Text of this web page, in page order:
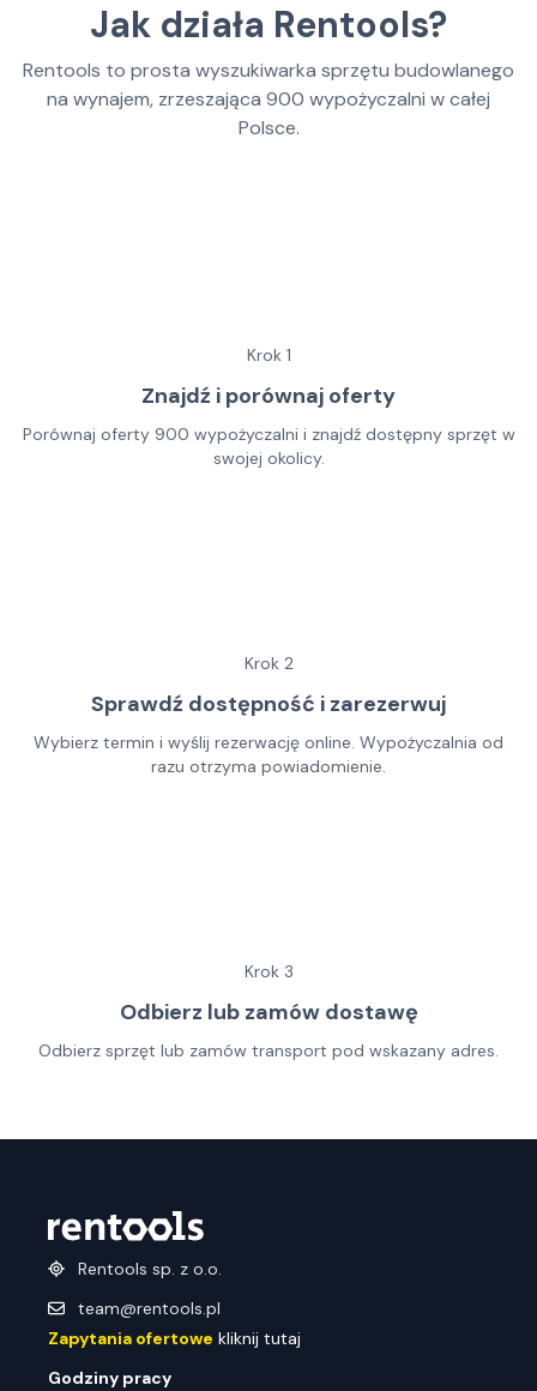
Jak działa Rentools?
Rentools to prosta wyszukiwarka sprzętu budowlanego
na wynajem, zrzeszająca 900 wypożyczalni w całej
Polsce.
Krok 1
Znajdź i porównaj oferty
Porównaj oferty 900 wypożyczalni i znajdź dostępny sprzęt w
swojej okolicy.
Krok 2
Sprawdź dostępność i zarezerwuj
Wybierz termin i wyślij rezerwację online. Wypożyczalnia od
razu otrzyma powiadomienie.
Krok 3
Odbierz lub zamów dostawę
Odbierz sprzęt lub zamów transport pod wskazany adres.
Rentools sp. z o.o.
team@rentools.pl
Zapytania ofertowe kliknij tutaj
Godziny pracy